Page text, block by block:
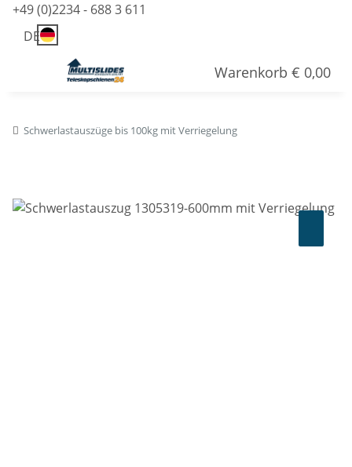
+49 (0)2234 - 688 3 611
DE
Warenkorb € 0,00
Schwerlastauszüge bis 100kg mit Verriegelung